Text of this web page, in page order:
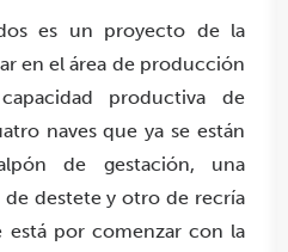
es un proyecto de la
en el área de producción
productiva de
naves que ya se están
de gestación, una
destete y otro de recría
está por comenzar con la